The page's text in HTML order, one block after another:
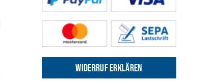
Widerruf erklären